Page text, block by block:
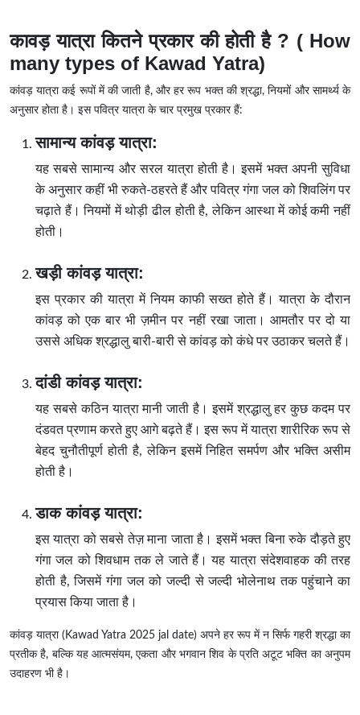
कावड़ यात्रा कितने प्रकार की होती है ? ( How
many types of Kawad Yatra)
कांवड़ यात्रा कई रूपों में की जाती है, और हर रूप भक्त की श्रद्धा, नियमों और सामर्थ्य के
अनुसार होता है। इस पवित्र यात्रा के चार प्रमुख प्रकार हैं:
सामान्य कांवड़ यात्रा:
यह सबसे सामान्य और सरल यात्रा होती है। इसमें भक्त अपनी सुविधा
के अनुसार कहीं भी रुकते-ठहरते हैं और पवित्र गंगा जल को शिवलिंग पर
चढ़ाते हैं। नियमों में थोड़ी ढील होती है, लेकिन आस्था में कोई कमी नहीं
होती।
खड़ी कांवड़ यात्रा:
इस प्रकार की यात्रा में नियम काफी सख्त होते हैं। यात्रा के दौरान
कांवड़ को एक बार भी ज़मीन पर नहीं रखा जाता। आमतौर पर दो या
उससे अधिक श्रद्धालु बारी-बारी से कांवड़ को कंधे पर उठाकर चलते हैं।
दांडी कांवड़ यात्रा:
यह सबसे कठिन यात्रा मानी जाती है। इसमें श्रद्धालु हर कुछ कदम पर
दंडवत प्रणाम करते हुए आगे बढ़ते हैं। इस रूप में यात्रा शारीरिक रूप से
बेहद चुनौतीपूर्ण होती है, लेकिन इसमें निहित समर्पण और भक्ति असीम
होती है।
डाक कांवड़ यात्रा:
इस यात्रा को सबसे तेज़ माना जाता है। इसमें भक्त बिना रुके दौड़ते हुए
गंगा जल को शिवधाम तक ले जाते हैं। यह यात्रा संदेशवाहक की तरह
होती है, जिसमें गंगा जल को जल्दी से जल्दी भोलेनाथ तक पहुंचाने का
प्रयास किया जाता है।
कांवड़ यात्रा (Kawad Yatra 2025 jal date) अपने हर रूप में न सिर्फ गहरी श्रद्धा का
प्रतीक है, बल्कि यह आत्मसंयम, एकता और भगवान शिव के प्रति अटूट भक्ति का अनुपम
उदाहरण भी है।